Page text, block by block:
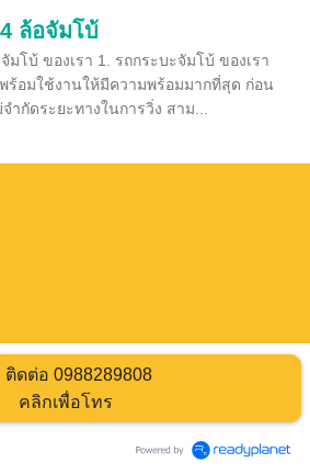
ล้อจัมโบ้
มโบ้ ของเรา 1. รถกระบะจัมโบ้ ของเรา
ร้อมใช้งานให้มีความพร้อมมากที่สุด ก่อน
ำกัดระยะทางในการวิ่ง สาม...
ติดต่อ0988289808
คลิกเพื่อโทร